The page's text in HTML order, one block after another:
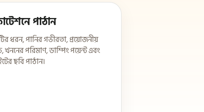
পাঠান
ধরন, পানির গভীরতা, প্রয়োজনীয়
খননের পরিমাণ, ডাম্পিং পয়েন্ট এবং
ছবি পাঠান।